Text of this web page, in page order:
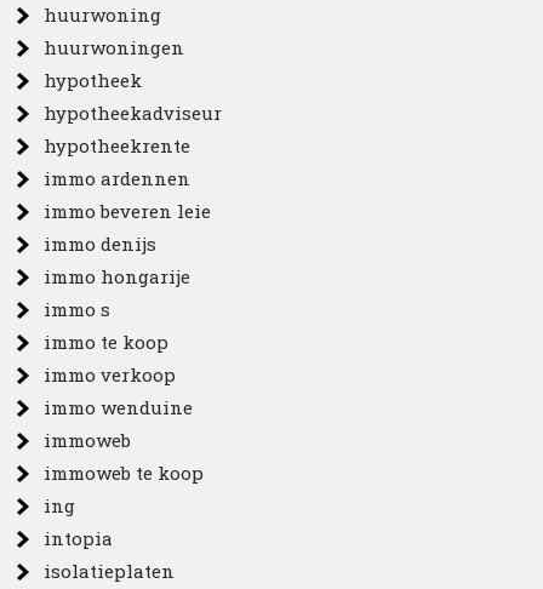
huurwoning
huurwoningen
hypotheek
hypotheekadviseur
hypotheekrente
immo ardennen
immo beveren leie
immo denijs
immo hongarije
immo s
immo te koop
immo verkoop
immo wenduine
immoweb
immoweb te koop
ing
intopia
isolatieplaten